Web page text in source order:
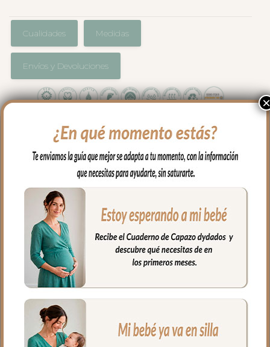
Cualidades Medidas
Envíos y Devoluciones
El complemento ideal para llevar a
nuestro bebe en brazos, para usar en el
capazo o en la cuna.
Por un lado, en tejido piqué bordado; un
piqué de algodón y por el otro puedes
elegir en piqué de algodón o en pelo corto
liso.
Puedes lavar a mano o en lavadora,
siempre agua fría, jabones no abrasivos y
Medidas 98 X 70cm
×